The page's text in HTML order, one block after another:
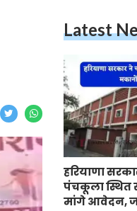
Latest
हरियाणा
पंचकूला स्थित
मांगे आवेदन,